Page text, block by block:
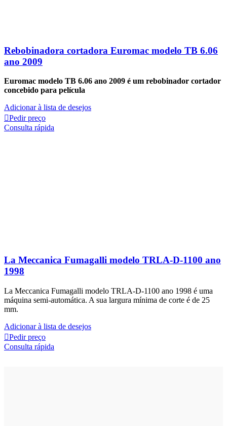
Rebobinadora cortadora Euromac modelo TB 6.06
ano 2009
Euromac modelo TB 6.06 ano 2009 é um rebobinador cortador
concebido para película
Adicionar à lista de desejos
Pedir preço
Consulta rápida
La Meccanica Fumagalli modelo TRLA-D-1100 ano
1998
La Meccanica Fumagalli modelo TRLA-D-1100 ano 1998 é uma
máquina semi-automática. A sua largura mínima de corte é de 25
mm.
Adicionar à lista de desejos
Pedir preço
Consulta rápida